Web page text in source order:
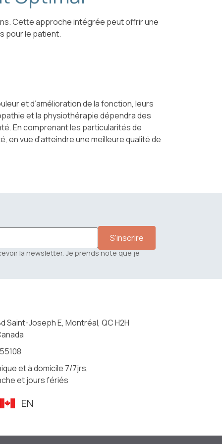
Cette approche intégrée peut offrir une
pour le patient.
et d’amélioration de la fonction, leurs
et la physiothérapie dépendra des
En comprenant les particularités de
vue d’atteindre une meilleure qualité de
la newsletter. Je prends note que je
Saint-Joseph E, Montréal, QC H2H
et à domicile 7/7jrs,
et jours fériés
EN